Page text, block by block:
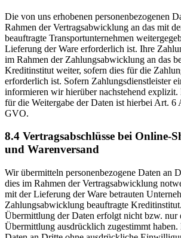
Die von uns erhobenen personenbezogenen
Rahmen der Vertragsabwicklung an das mit
beauftragte Transportunternehmen
Lieferung der Ware erforderlich ist. Ihre
im Rahmen der Zahlungsabwicklung an das
Kreditinstitut weiter, sofern dies für die
erforderlich ist. Sofern Zahlungsdienstleister
informieren wir hierüber nachstehend explizit.
für die Weitergabe der Daten ist hierbei Art. 6
GVO.
8.4 Vertragsabschlüsse bei Online-
und Warenversand
Wir übermitteln personenbezogene Daten an
dies im Rahmen der Vertragsabwicklung
mit der Lieferung der Ware betrauten
Zahlungsabwicklung beauftragte
Übermittlung der Daten erfolgt nicht bzw. nur
Übermittlung ausdrücklich zugestimmt